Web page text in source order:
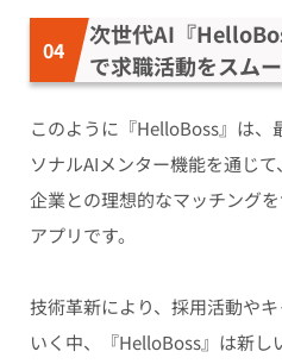
次世代AI『
で求職活動をスムー
このように『HelloBoss』は、
ソナルAIメンター機能を通じて
企業との理想的なマッチング
アプリです。
技術革新により、採用活動や
いく中、『HelloBoss』は新し